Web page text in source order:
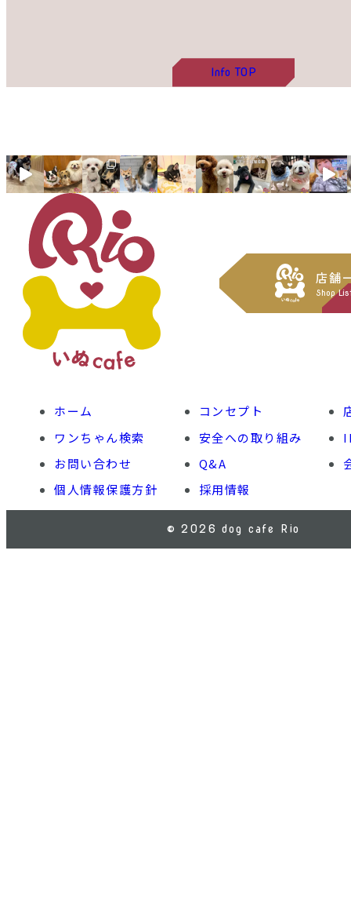
Info TOP
店舗
Shop
ホーム コンセプト
ワンちゃん検索
安全への取り組み
お問い合わせ
Q&A
個人情報保護方針
採用情報
© 2026 dog cafe Rio